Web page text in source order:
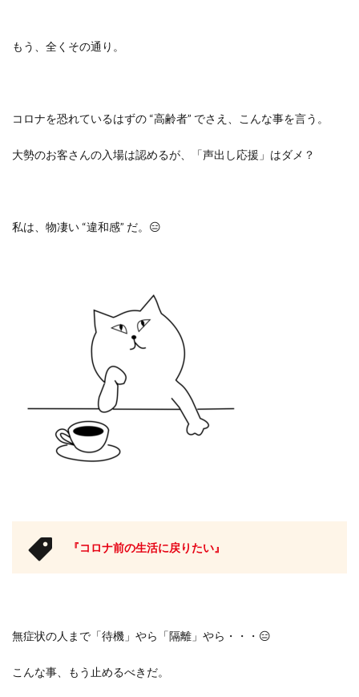
もう、全くその通り。
コロナを恐れているはずの “高齢者” でさえ、こんな事を言う。
大勢のお客さんの入場は認めるが、「声出し応援」はダメ？
私は、物凄い “違和感” だ。 😑
『コロナ前の生活に戻りたい』
無症状の人まで「待機」やら「隔離」やら・・・ 😑
こんな事、もう止めるべきだ。